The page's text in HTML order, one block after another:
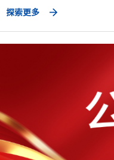
探索更多